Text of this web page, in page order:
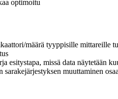
optimoitu
määrä tyyppisille mittareille
esitystapa, missä data näytetään
muuttaminen